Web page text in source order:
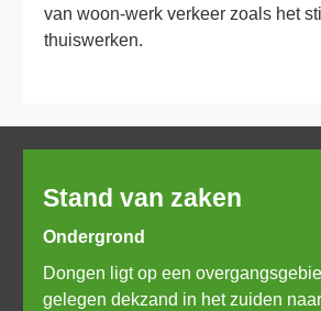
van woon-werk verkeer zoals het
thuiswerken.
Stand van zaken
Ondergrond
Dongen ligt op een
gelegen dekzand in het zuiden